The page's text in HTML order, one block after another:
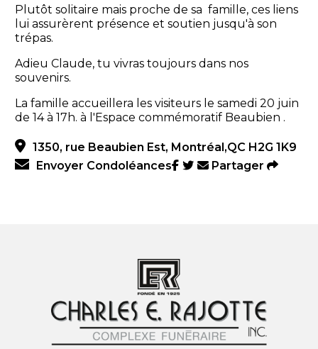
Plutôt solitaire mais proche de sa famille, ces liens
lui assurèrent présence et soutien jusqu'à son
trépas.
Adieu Claude, tu vivras toujours dans nos
souvenirs.
La famille accueillera les visiteurs le samedi 20 juin
de 14 à 17h. à l'Espace commémoratif Beaubien .
1350, rue Beaubien Est, Montréal,QC H2G 1K9
Envoyer Condoléances
Partager